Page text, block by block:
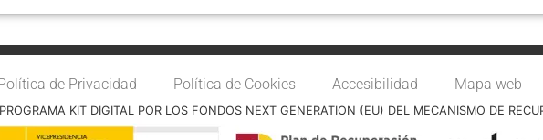
de Privacidad Política de Cookies Accesibilidad Mapa web
KIT DIGITAL POR LOS FONDOS NEXT GENERATION (EU) DEL MECANISMO DE